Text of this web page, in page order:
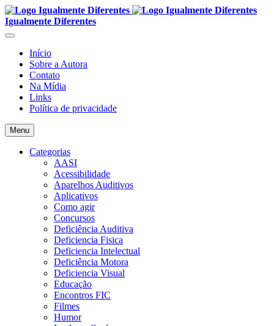
Igualmente Diferentes
Início
Sobre a Autora
Contato
Na Mídia
Links
Política de privacidade
Menu
Categorias
AASI
Acessibilidade
Aparelhos Auditivos
Aplicativos
Como agir
Concursos
Deficiência Auditiva
Deficiencia Fisica
Deficiencia Intelectual
Deficiência Motora
Deficiencia Visual
Educação
Encontros FIC
Filmes
Humor